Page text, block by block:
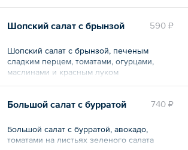
590 ₽
Шопский салат с брынзой
Шопский салат с брынзой, печеным
сладким перцем, томатами, огурцами,
маслинами и красным луком
740 ₽
Большой салат с бурратой
Большой салат с бурратой, авокадо,
томатами на листьях зеленого салата